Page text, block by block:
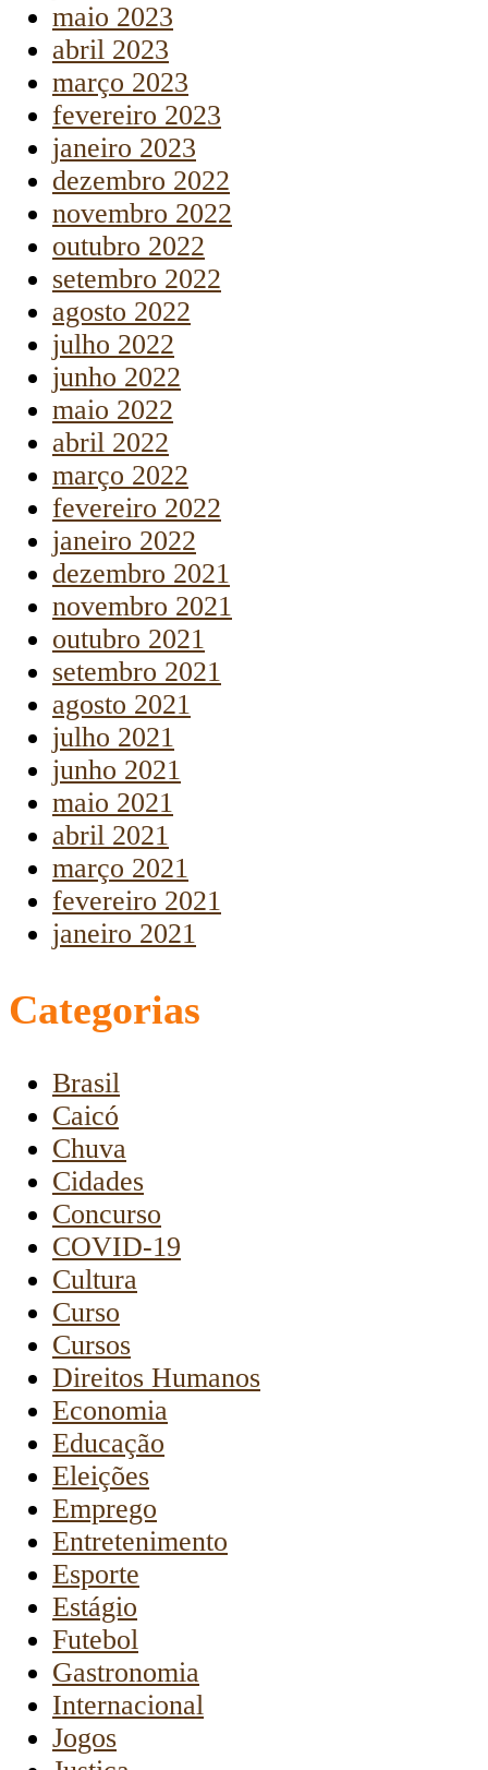
maio 2023
abril 2023
março 2023
fevereiro 2023
janeiro 2023
dezembro 2022
novembro 2022
outubro 2022
setembro 2022
agosto 2022
julho 2022
junho 2022
maio 2022
abril 2022
março 2022
fevereiro 2022
janeiro 2022
dezembro 2021
novembro 2021
outubro 2021
setembro 2021
agosto 2021
julho 2021
junho 2021
maio 2021
abril 2021
março 2021
fevereiro 2021
janeiro 2021
Categorias
Brasil
Caicó
Chuva
Cidades
Concurso
COVID-19
Cultura
Curso
Cursos
Direitos Humanos
Economia
Educação
Eleições
Emprego
Entretenimento
Esporte
Estágio
Futebol
Gastronomia
Internacional
Jogos